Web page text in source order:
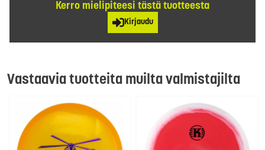
Kerro mielipiteesi tästä tuotteesta
Kirjaudu
Vastaavia tuotteita muilta valmistajilta